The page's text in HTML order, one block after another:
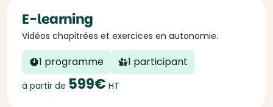
E-learning
Vidéos chapitrées et exercices en autonomie.
1 programme 1 participant
à partir de 599€ HT